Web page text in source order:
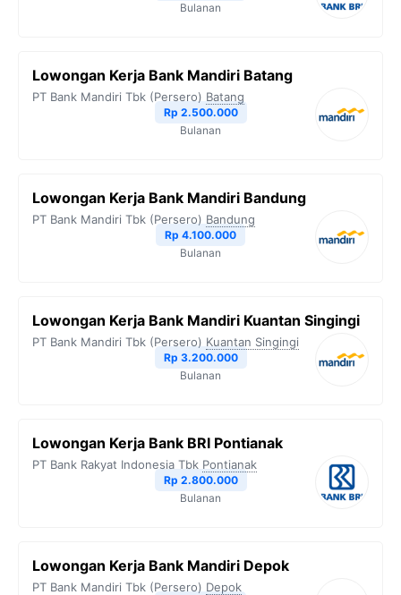
Bulanan
Lowongan Kerja Bank Mandiri Batang
PT Bank Mandiri Tbk (Persero) Batang
Rp 2.500.000
Bulanan
Lowongan Kerja Bank Mandiri Bandung
PT Bank Mandiri Tbk (Persero) Bandung
Rp 4.100.000
Bulanan
Lowongan Kerja Bank Mandiri Kuantan Singingi
PT Bank Mandiri Tbk (Persero) Kuantan Singingi
Rp 3.200.000
Bulanan
Lowongan Kerja Bank BRI Pontianak
PT Bank Rakyat Indonesia Tbk Pontianak
Rp 2.800.000
Bulanan
Lowongan Kerja Bank Mandiri Depok
PT Bank Mandiri Tbk (Persero) Depok